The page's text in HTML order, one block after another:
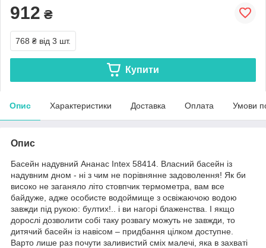
912 ₴
768 ₴ від 3 шт.
Купити
Опис Характеристики Доставка Оплата Умови
Опис
Басейн надувний Ананас Intex 58414. Власний басейн із
надувним дном - ні з чим не порівнянне задоволення! Як би
високо не заганяло літо стовпчик термометра, вам все
байдуже, адже особисте водоймище з освіжаючою водою
завжди під рукою: бултих!.. і ви нагорі блаженства. І якщо
дорослі дозволити собі таку розвагу можуть не завжди, то
дитячий басейн із навісом – придбання цілком доступне.
Варто лише раз почути заливистий сміх малечі, яка в захваті